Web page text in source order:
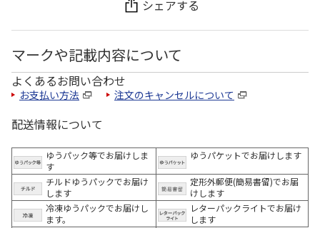
シェアする
マークや記載内容について
よくあるお問い合わせ
お支払い方法 注文のキャンセルについて
配送情報について
ゆうパック等でお届けしま
す
ゆうパケットでお届けします
チルドゆうパックでお届け
します
定形外郵便(簡易書留)でお届
けします
冷凍ゆうパックでお届けし
ます。
レターパックライトでお届け
します